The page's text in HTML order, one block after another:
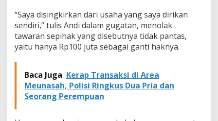
“Saya disingkirkan dari usaha yang saya dirikan
sendiri,” tulis Andi dalam gugatan, menolak
tawaran sepihak yang disebutnya tidak pantas,
yaitu hanya Rp100 juta sebagai ganti haknya.
Baca Juga Kerap Transaksi di Area
Meunasah, Polisi Ringkus Dua Pria dan
Seorang Perempuan